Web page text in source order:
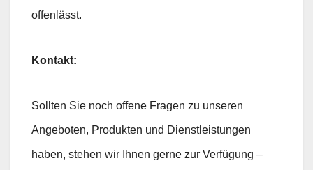
offenlässt.
Kontakt:
Sollten Sie noch offene Fragen zu unseren
Angeboten, Produkten und Dienstleistungen
haben, stehen wir Ihnen gerne zur Verfügung –